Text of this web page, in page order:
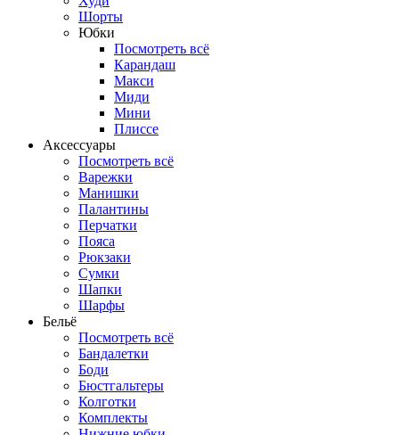
Шорты
Юбки
Посмотреть всё
Карандаш
Макси
Миди
Мини
Плиссе
Аксессуары
Посмотреть всё
Варежки
Манишки
Палантины
Перчатки
Пояса
Рюкзаки
Сумки
Шапки
Шарфы
Бельё
Посмотреть всё
Бандалетки
Боди
Бюстгальтеры
Колготки
Комплекты